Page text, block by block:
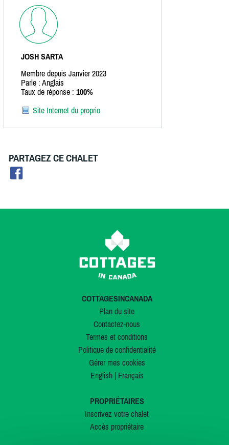
JOSH SARTA
Membre depuis Janvier 2023
Parle : Anglais
Taux de réponse : 100%
Site Internet du proprio
PARTAGEZ CE CHALET
COTTAGESINCANADA
Plan du site
Contactez-nous
Termes et conditions
Politique de confidentialité
Gérer mes cookies
English| Français
PROPRIÉTAIRES
Inscrivez votre chalet
Accès propriétaire